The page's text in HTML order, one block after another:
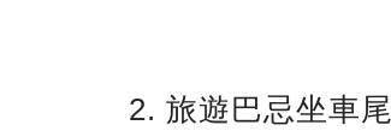
2. 旅遊巴忌坐車尾